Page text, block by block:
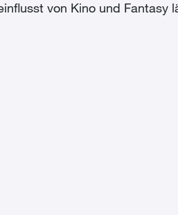
von Kino und Fantasy